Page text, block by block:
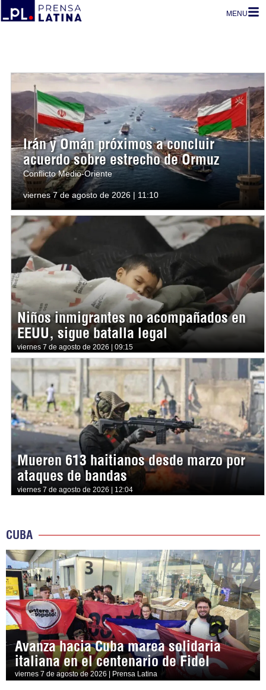
MENU
Irán y Omán próximos a concluir
acuerdo sobre estrecho de Ormuz
Conflicto Medio-Oriente
viernes 7 de agosto de 2026 | 11:10
Niños inmigrantes no acompañados en
EEUU, sigue batalla legal
viernes 7 de agosto de 2026 | 09:15
Mueren 613 haitianos desde marzo por
ataques de bandas
viernes 7 de agosto de 2026 | 12:04
CUBA
Avanza hacia Cuba marea solidaria
italiana en el centenario de Fidel
viernes 7 de agosto de 2026 | Prensa Latina